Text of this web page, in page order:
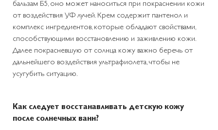
бальзам Б5, оно может наноситься при покраснении кожи
от воздействия УФ лучей. Крем содержит пантенол и
комплекс ингредиентов, которые обладают свойствами,
способствующими восстановлению и заживлению кожи.
Далее покрасневшую от солнца кожу важно беречь от
дальнейшего воздействия ультрафиолета, чтобы не
усугубить ситуацию.
Как следует восстанавливать детскую кожу
после солнечных ванн?